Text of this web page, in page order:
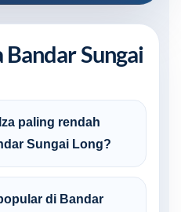
Bandar Sungai
paling rendah
Sungai Long?
di Bandar